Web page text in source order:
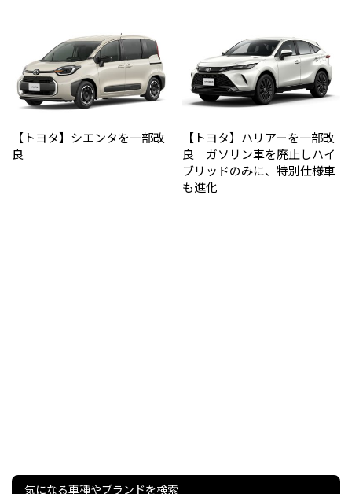
【トヨタ】シエンタを一部改
良
【トヨタ】ハリアーを一部改
良 ガソリン車を廃止しハイ
ブリッドのみに、特別仕様車
も進化
気になる車種やブランドを検索